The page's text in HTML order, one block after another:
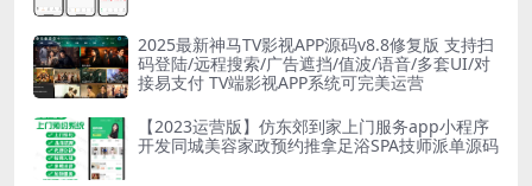
2025最新神马TV影视APP源码v8.8修复版 支持扫
码登陆/远程搜索/广告遮挡/值波/语音/多套UI/对
接易支付 TV端影视APP系统可完美运营
【2023运营版】仿东郊到家上门服务app小程序
开发同城美容家政预约推拿足浴SPA技师派单源码